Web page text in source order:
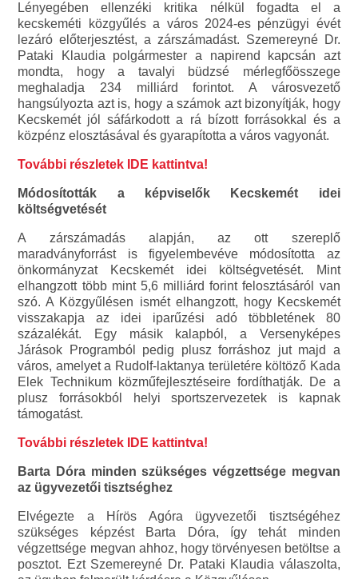
Lényegében ellenzéki kritika nélkül fogadta el a
kecskeméti közgyűlés a város 2024-es pénzügyi évét
lezáró előterjesztést, a zárszámadást. Szemereyné Dr.
Pataki Klaudia polgármester a napirend kapcsán azt
mondta, hogy a tavalyi büdzsé mérlegfőösszege
meghaladja 234 milliárd forintot. A városvezető
hangsúlyozta azt is, hogy a számok azt bizonyítják, hogy
Kecskemét jól sáfárkodott a rá bízott forrásokkal és a
közpénz elosztásával és gyarapította a város vagyonát.
További részletek IDE kattintva!
Módosították a képviselők Kecskemét idei
költségvetését
A zárszámadás alapján, az ott szereplő
maradványforrást is figyelembevéve módosította az
önkormányzat Kecskemét idei költségvetését. Mint
elhangzott több mint 5,6 milliárd forint felosztásáról van
szó. A Közgyűlésen ismét elhangzott, hogy Kecskemét
visszakapja az idei iparűzési adó többletének 80
százalékát. Egy másik kalapból, a Versenyképes
Járások Programból pedig plusz forráshoz jut majd a
város, amelyet a Rudolf-laktanya területére költöző Kada
Elek Technikum közműfejlesztéseire fordíthatják. De a
plusz forrásokból helyi sportszervezetek is kapnak
támogatást.
További részletek IDE kattintva!
Barta Dóra minden szükséges végzettsége megvan
az ügyvezetői tisztséghez
Elvégezte a Hírös Agóra ügyvezetői tisztségéhez
szükséges képzést Barta Dóra, így tehát minden
végzettsége megvan ahhoz, hogy törvényesen betöltse a
posztot. Ezt Szemereyné Dr. Pataki Klaudia válaszolta,